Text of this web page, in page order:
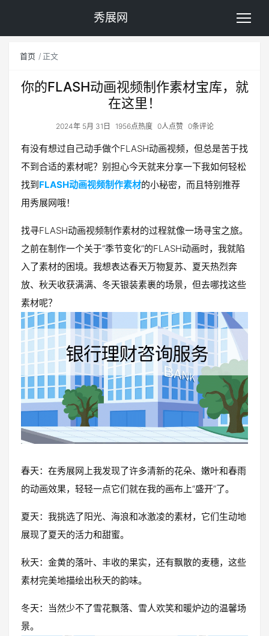
秀展网
首页 正文
你的FLASH动画视频制作素材宝库，就
在这里！
2024年 5月 31日 1956点热度 0人点赞 0条评论
有没有想过自己动手做个FLASH动画视频，但总是苦于找
不到合适的素材呢？别担心今天就来分享一下我如何轻松
找到FLASH动画视频制作素材的小秘密，而且特别推荐
用秀展网哦！
找寻FLASH动画视频制作素材的过程就像一场寻宝之旅。
之前在制作一个关于“季节变化”的FLASH动画时，我就陷
入了素材的困境。我想表达春天万物复苏、夏天热烈奔
放、秋天收获满满、冬天银装素裹的场景，但去哪找这些
素材呢？
春天：在秀展网上我发现了许多清新的花朵、嫩叶和春雨
的动画效果，轻轻一点它们就在我的画布上“盛开”了。
夏天：我挑选了阳光、海浪和冰激凌的素材，它们生动地
展现了夏天的活力和甜蜜。
秋天：金黄的落叶、丰收的果实，还有飘散的麦穗，这些
素材完美地描绘出秋天的韵味。
冬天：当然少不了雪花飘落、雪人欢笑和暖炉边的温馨场
景。